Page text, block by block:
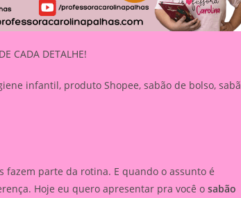
CADA DETALHE!
infantil, produto Shopee, sabão de bolso,
fazem parte da rotina. E quando o assunto é
Hoje eu quero apresentar pra você o sabão